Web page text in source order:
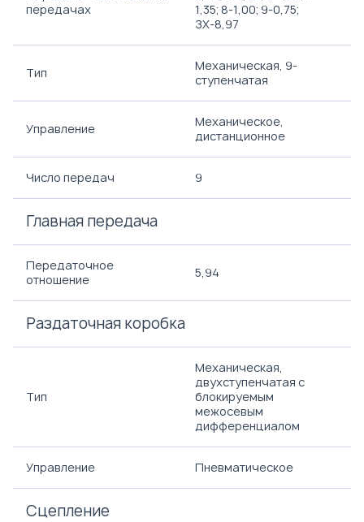
передачах
1,35; 8-1,00; 9-0,75;
ЗХ-8,97
Тип
Механическая, 9-
ступенчатая
Управление
Механическое,
дистанционное
Число передач 9
Главная передача
Передаточное
отношение
5,94
Раздаточная коробка
Тип
Механическая,
двухступенчатая с
блокируемым
межосевым
дифференциалом
Управление Пневматическое
Сцепление